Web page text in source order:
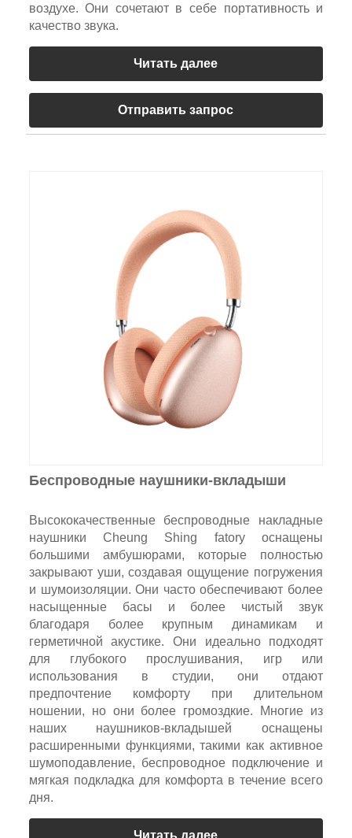
воздухе. Они сочетают в себе портативность и
качество звука.
Читать далее
Отправить запрос
Беспроводные наушники-вкладыши
Высококачественные беспроводные накладные
наушники Cheung Shing fatory оснащены
большими амбушюрами, которые полностью
закрывают уши, создавая ощущение погружения
и шумоизоляции. Они часто обеспечивают более
насыщенные басы и более чистый звук
благодаря более крупным динамикам и
герметичной акустике. Они идеально подходят
для глубокого прослушивания, игр или
использования в студии, они отдают
предпочтение комфорту при длительном
ношении, но они более громоздкие. Многие из
наших наушников-вкладышей оснащены
расширенными функциями, такими как активное
шумоподавление, беспроводное подключение и
мягкая подкладка для комфорта в течение всего
дня.
Читать далее